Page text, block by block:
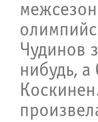
Чудинов
нибудь,